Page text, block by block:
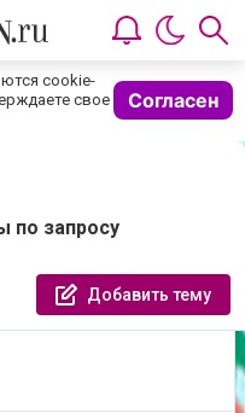
cookie-
свое
Согласен
по запросу
Добавить тему